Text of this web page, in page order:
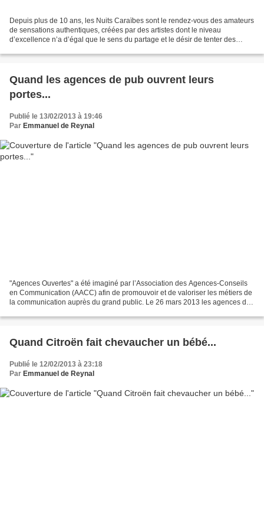
Depuis plus de 10 ans, les Nuits Caraïbes sont le rendez-vous des amateurs
de sensations authentiques, créées par des artistes dont le niveau
d’excellence n’a d’égal que le sens du partage et le désir de tenter des
Quand les agences de pub ouvrent leurs
portes...
Publié le 13/02/2013 à 19:46
Par Emmanuel de Reynal
"Agences Ouvertes" a été imaginé par l’Association des Agences-Conseils
en Communication (AACC) afin de promouvoir et de valoriser les métiers de
la communication auprès du grand public. Le 26 mars 2013 les agences de
Quand Citroën fait chevaucher un bébé...
Publié le 12/02/2013 à 23:18
Par Emmanuel de Reynal